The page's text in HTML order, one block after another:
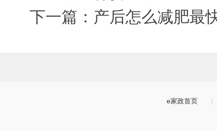
下一篇：产后怎么减肥最
e家政首页 |